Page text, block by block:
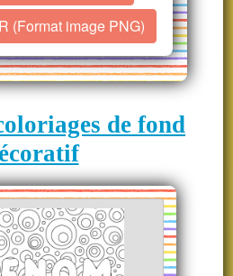
(Format image PNG)
de fond